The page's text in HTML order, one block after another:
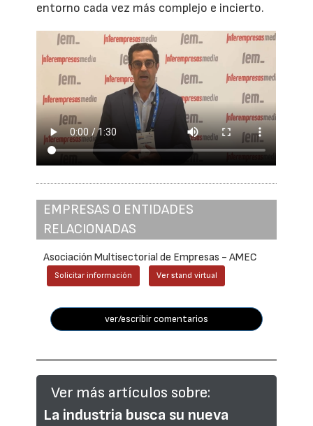
entorno cada vez más complejo e incierto.
EMPRESAS O ENTIDADES
RELACIONADAS
Asociación Multisectorial de Empresas - AMEC
Solicitar información Ver stand virtual
ver/escribir comentarios
Ver más artículos sobre:
La industria busca su nueva